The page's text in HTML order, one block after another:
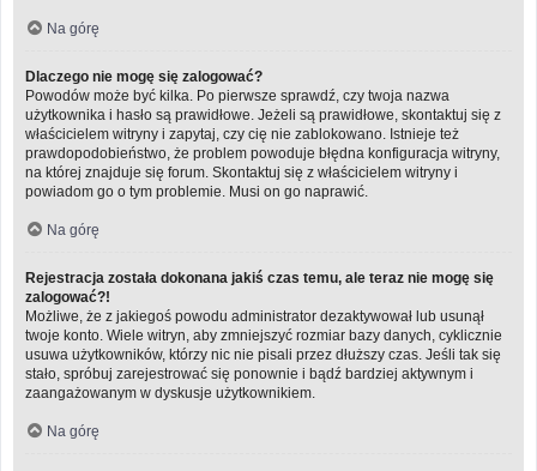
Na górę
Dlaczego nie mogę się zalogować?
Powodów może być kilka. Po pierwsze sprawdź, czy twoja nazwa
użytkownika i hasło są prawidłowe. Jeżeli są prawidłowe, skontaktuj się z
właścicielem witryny i zapytaj, czy cię nie zablokowano. Istnieje też
prawdopodobieństwo, że problem powoduje błędna konfiguracja witryny,
na której znajduje się forum. Skontaktuj się z właścicielem witryny i
powiadom go o tym problemie. Musi on go naprawić.
Na górę
Rejestracja została dokonana jakiś czas temu, ale teraz nie mogę się
zalogować?!
Możliwe, że z jakiegoś powodu administrator dezaktywował lub usunął
twoje konto. Wiele witryn, aby zmniejszyć rozmiar bazy danych, cyklicznie
usuwa użytkowników, którzy nic nie pisali przez dłuższy czas. Jeśli tak się
stało, spróbuj zarejestrować się ponownie i bądź bardziej aktywnym i
zaangażowanym w dyskusje użytkownikiem.
Na górę